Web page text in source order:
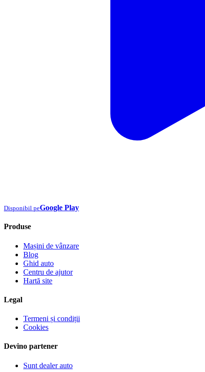
Disponibil peGoogle Play
Produse
Mașini de vânzare
Blog
Ghid auto
Centru de ajutor
Hartă site
Legal
Termeni și condiții
Cookies
Devino partener
Sunt dealer auto